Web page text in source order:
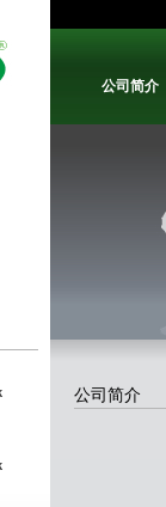
公司简介
公司简介